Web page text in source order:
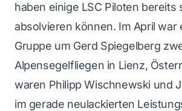
haben einige LSC Piloten bereits
absolvieren können. Im April war
Gruppe um Gerd Spiegelberg
Alpensegelfliegen in Lienz,
waren Philipp Wischnewski und
im gerade neulackierten